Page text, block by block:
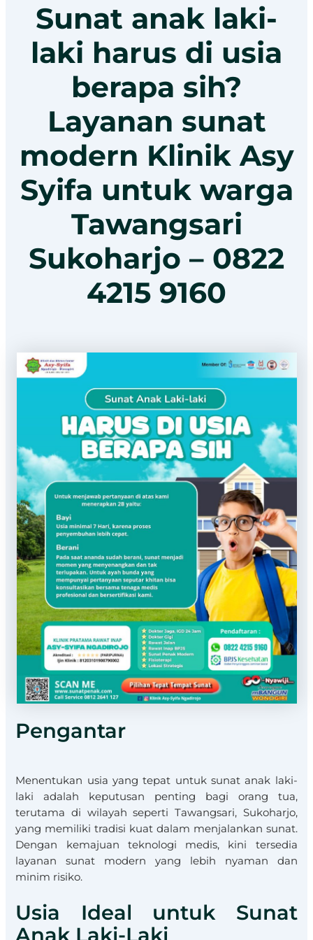
Sunat anak laki-
laki harus di usia
berapa sih?
Layanan sunat
modern Klinik Asy
Syifa untuk warga
Tawangsari
Sukoharjo – 0822
4215 9160
Pengantar
​Menentukan usia yang tepat untuk sunat anak laki-
laki adalah keputusan penting bagi orang tua,
terutama di wilayah seperti Tawangsari, Sukoharjo,
yang memiliki tradisi kuat dalam menjalankan sunat.
Dengan kemajuan teknologi medis, kini tersedia
layanan sunat modern yang lebih nyaman dan
minim risiko.​
Usia Ideal untuk Sunat
Anak Laki-Laki